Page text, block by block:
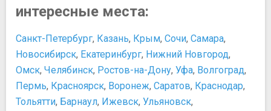
интересные места:
Санкт-Петербург, Казань, Крым, Сочи, Самара,
Новосибирск, Екатеринбург, Нижний Новгород,
Омск, Челябинск, Ростов-на-Дону, Уфа, Волгоград,
Пермь, Красноярск, Воронеж, Саратов, Краснодар,
Тольятти, Барнаул, Ижевск, Ульяновск,